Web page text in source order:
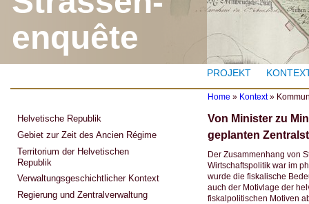
enquête
PROJEKT
Y
o
u
a
r
e
h
e
r
Home » Kontext»
Von Minister zu
geplanten
Der Zusammenhang von
Wirtschaftspolitik war im
wurde die fiskalische
auch der Motivlage der
fiskalpolitischen Motiven
Helvetische Republik
Gebiet zur Zeit des Ancien Régime
Territorium der Helvetischen
Republik
Verwaltungsgeschichtlicher Kontext
Regierung und Zentralverwaltung